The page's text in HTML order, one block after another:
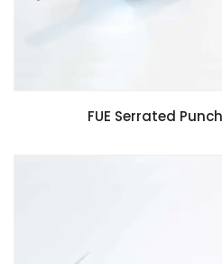
FUE Serrated